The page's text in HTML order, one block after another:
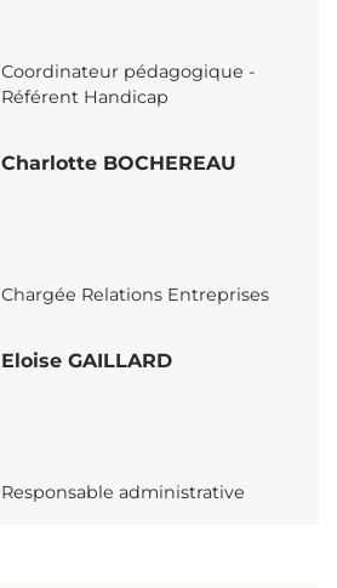
Coordinateur pédagogique -
Référent Handicap
Charlotte BOCHEREAU
Chargée Relations Entreprises
Eloise GAILLARD
Responsable administrative